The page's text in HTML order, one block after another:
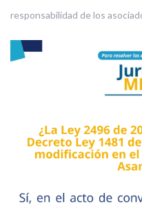
responsabilidad de los